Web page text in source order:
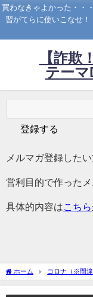
買わなきゃよかった・・
習がてらに使いこなせ
【詐欺
テーマ
メルマガ登録した
営利目的で作ったメ
具体的内容は こちら
ホーム コロナ（※間違
型コロナウイルスは、５Ａ